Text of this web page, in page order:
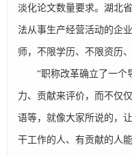
淡化论文数量要求。湖北
法从事生产经营活动的企
师，不限学历、不限资历
“职称改革确立了一个
力、贡献来评价，而不仅
语等，就像大家所说的，
干工作的人、有贡献的人